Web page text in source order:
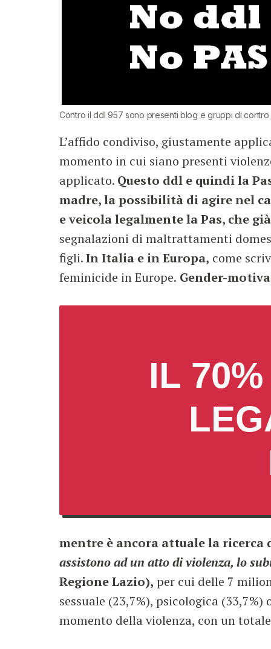
Contro il ddl 957 sono presenti blog e gruppi di
L’affido condiviso, giustamente
momento in cui siano presenti
applicato. Questo ddl e quindi la
madre, la possibilità di agire nel
e veicola legalmente la Pas, che
segnalazioni di maltrattamenti
figli.In Italia e in Europa, come
feminicide in Europe. Gender-
IL
mentre è ancora attuale la
assistono ad un atto di violenza, lo
Regione Lazio), per cui delle 7
sessuale (23,7%), psicologica
momento della violenza, con un